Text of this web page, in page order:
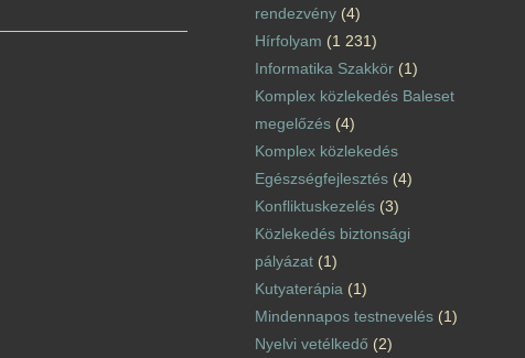
rendezvény(4)
Hírfolyam (1 231)
Informatika Szakkör(1)
Komplex közlekedés Baleset
megelőzés(4)
Komplex közlekedés
Egészségfejlesztés(4)
Konfliktuskezelés(3)
Közlekedés biztonsági
pályázat(1)
Kutyaterápia(1)
Mindennapos testnevelés(1)
Nyelvi vetélkedő (2)